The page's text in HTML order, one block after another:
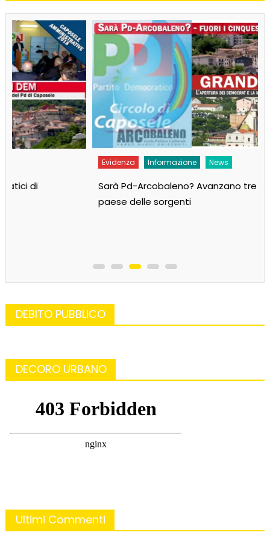
Informazione News
Sarà Pd-Arcobaleno? Avanzano tre liste per il
paese delle sorgenti
DEBITO PUBBLICO
DECORO URBANO
Ultimi Commenti